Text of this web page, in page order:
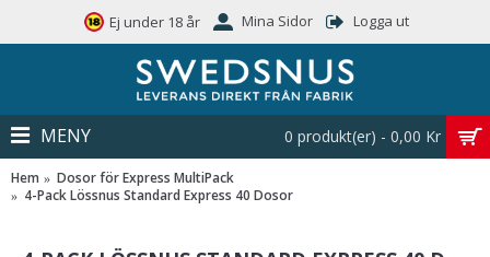
Ej under 18 år Mina Sidor Logga ut
0 produkt(er) - 0,00 Kr
MENY
Hem
Dosor för Express MultiPack
4-Pack Lössnus Standard Express 40 Dosor